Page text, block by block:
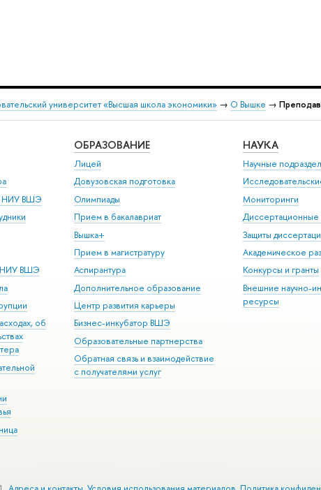
университет «Высшая школа экономики» → О Вышке →
НИУ ВШЭ
НИУ ВШЭ
об
ОБРАЗОВАНИЕ
Лицей
Довузовская подготовка
Олимпиады
Прием в бакалавриат
Вышка+
Прием в магистратуру
Аспирантура
Дополнительное образование
Центр развития карьеры
Бизнес-инкубатор ВШЭ
Образовательные партнерства
Обратная связь и взаимодействие
с получателями услуг
НАУКА
Научные
Мониторинги
Диссертационные
Защиты
Академическое
Конкурсы и гранты
Внешние научно-
ресурсы